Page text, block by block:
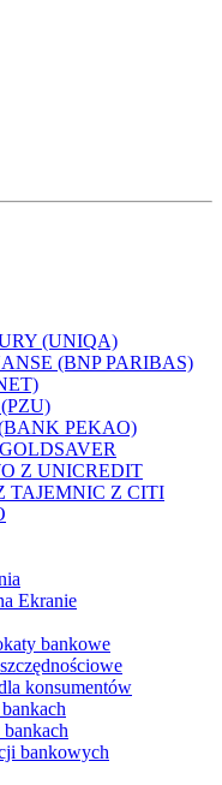
(UNIQA)
(BNP PARIBAS)
PEKAO)
Z UNICREDIT
TAJEMNIC Z CITI
Ekranie
bankowe
konsumentów
bankowych